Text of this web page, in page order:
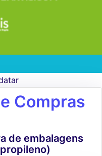
Compras
de embalagens